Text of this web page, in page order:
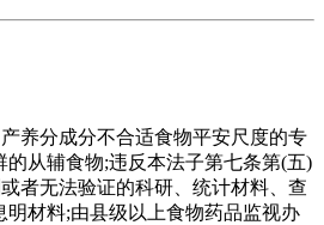
分成分不合适食物平安尺度的专
从辅食物;违反本法子第七条第(五)
者无法验证的科研、统计材料、查
明材料;由县级以上食物药品监视办